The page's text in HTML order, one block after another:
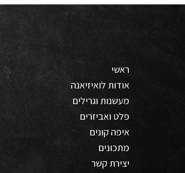
ראשי
אודות לואיזיאנה
מעשנות וגרילים
פלט ואביזרים
איפה קונים
מתכונים
יצירת קשר